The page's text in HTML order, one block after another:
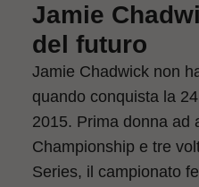
Jamie
del futuro
Jamie Chadwick non
quando conquista la
2015. Prima donna ad
Championship e tre
Series, il campionato